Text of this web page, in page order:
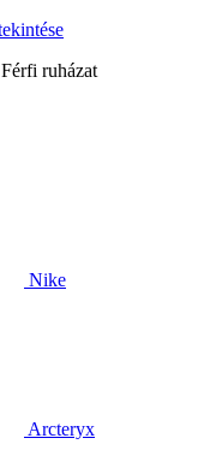
Férfi ruházat
Nike
Arcteryx